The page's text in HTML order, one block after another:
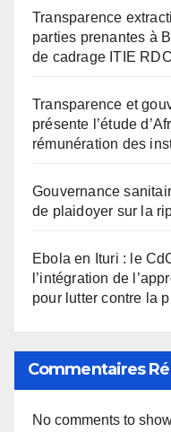
Transparence
parties prenantes à
de cadrage ITIE
Transparence et
présente l’étude
rémunération des
Gouvernance
de plaidoyer sur la
Ebola en Ituri : le
l’intégration de
pour lutter contre la
Commentaires
No comments to